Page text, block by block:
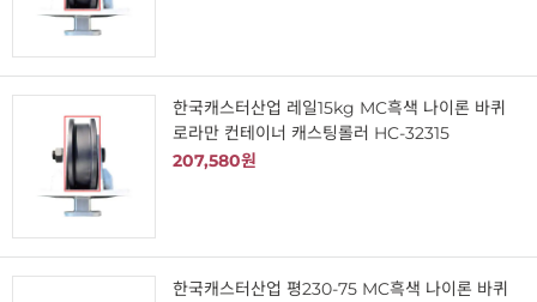
한국캐스터산업 레일15kg MC흑색 나이론 바퀴
로라만 컨테이너 캐스팅롤러 HC-32315
207,580원
한국캐스터산업 평230-75 MC흑색 나이론 바퀴